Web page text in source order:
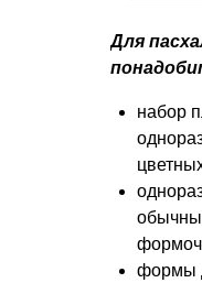
Для
набор
формы